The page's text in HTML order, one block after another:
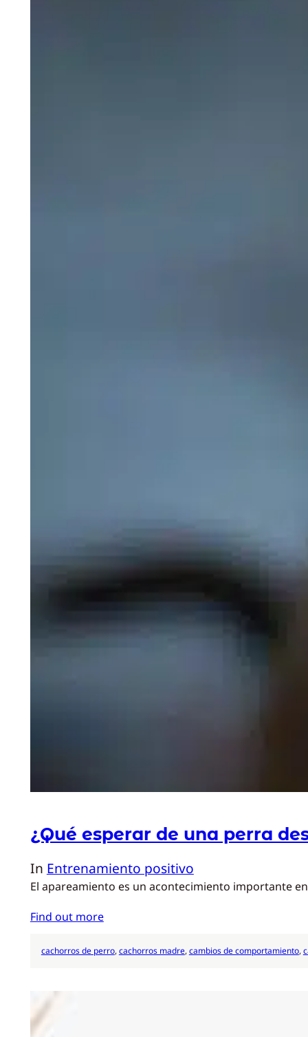
¿Qué esperar de una perra
In Entrenamiento positivo
El apareamiento es un acontecimiento importante
Find out more
cachorros de perro, cachorros madre, cambios de comportamiento,